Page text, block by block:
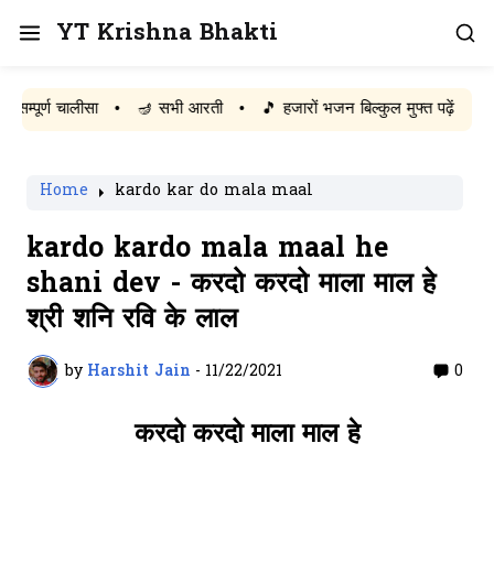
YT Krishna Bhakti
चालीसा • 🪔 सभी आरती • 🎵 हजारों भजन बिल्कुल मुफ्त पढ़ें
Home kardo kar do mala maal
kardo kardo mala maal he
shani dev - करदो करदो माला माल हे
श्री शनि रवि के लाल
by Harshit Jain - 11/22/2021 0
करदो करदो माला माल हे